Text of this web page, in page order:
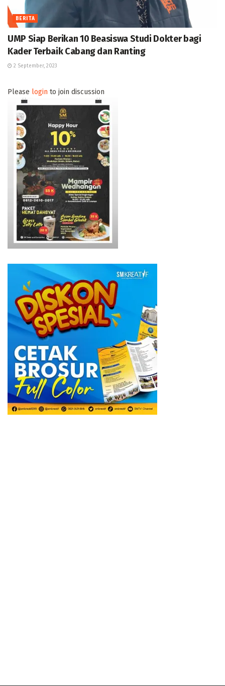
BERITA
UMP Siap Berikan 10 Beasiswa Studi Dokter bagi
Kader Terbaik Cabang dan Ranting
2 September, 2023
Please login to join discussion